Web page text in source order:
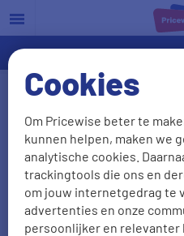
Cookies
Om Pricewise beter te
kunnen helpen, maken we
analytische cookies.
trackingtools die ons en
om jouw internetgedrag te
advertenties en onze
persoonlijker en relevanter
2026